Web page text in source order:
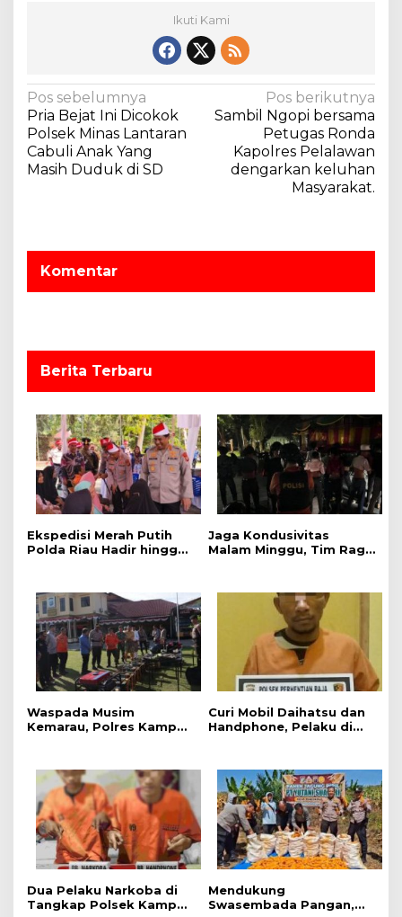
Ikuti Kami
N
a
v
i
s
s
Pos sebelumnya
Pria Bejat Ini Dicokok
Polsek Minas Lantaran
Cabuli Anak Yang
Masih Duduk di SD
Pos berikutnya
Sambil Ngopi bersama
Petugas Ronda
Kapolres Pelalawan
dengarkan keluhan
Masyarakat.
Komentar
Berita Terbaru
Ekspedisi Merah Putih
Polda Riau Hadir hingga
Jaga Kondusivitas
Malam Minggu, Tim Raga
Bangkinang
Waspada Musim
Kemarau, Polres Kampar
Karhutla
Curi Mobil Daihatsu dan
Handphone, Pelaku di
Dua Pelaku Narkoba di
Tangkap Polsek Kampar
Mendukung
Swasembada Pangan,